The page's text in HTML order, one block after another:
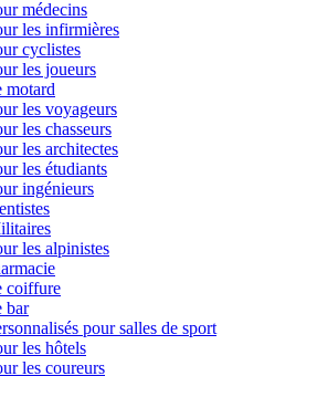
médecins
les infirmières
cyclistes
les joueurs
motard
les voyageurs
les chasseurs
les architectes
les étudiants
ingénieurs
les alpinistes
coiffure
bar
pour salles de sport
les hôtels
les coureurs